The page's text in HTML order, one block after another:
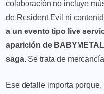
colaboración no incluye
de Resident Evil ni
a un evento tipo live
aparición de
saga. Se trata de
Ese detalle importa